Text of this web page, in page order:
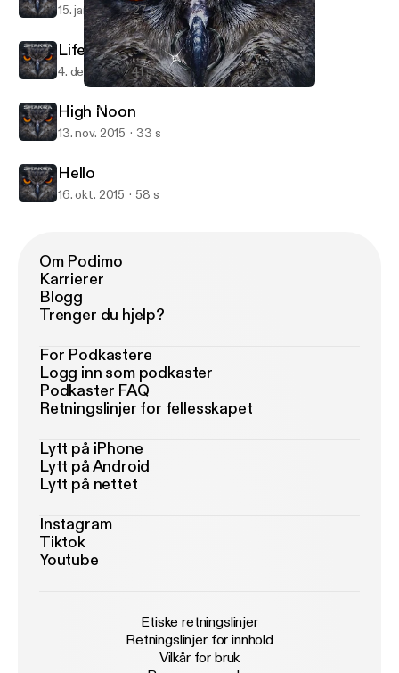
High Noon (Podcast)
15. jan. 2016 27 s
Life's What You Need
4. des. 2015 41 s
High Noon
13. nov. 2015 33 s
Hello
16. okt. 2015 58 s
Om Podimo
Karrierer
Blogg
Trenger du hjelp?
For Podkastere
Logg inn som podkaster
Podkaster FAQ
Retningslinjer for fellesskapet
Lytt på iPhone
Lytt på Android
Lytt på nettet
Instagram
Tiktok
Youtube
Etiske retningslinjer
Retningslinjer for innhold
Vilkår for bruk